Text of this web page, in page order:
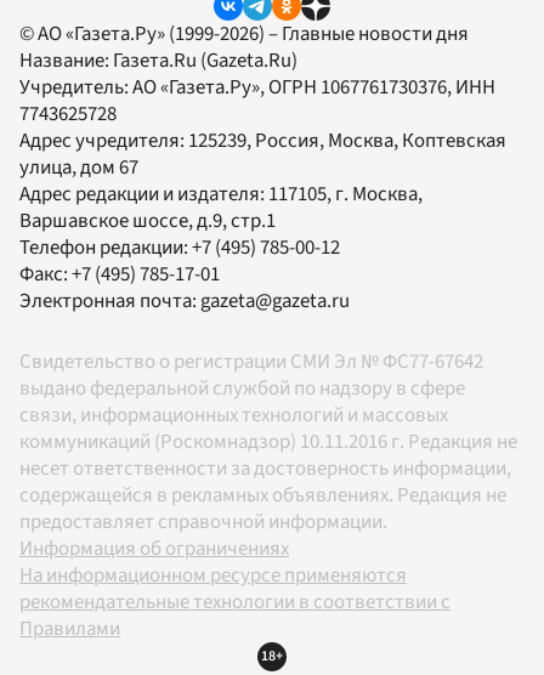
© АО «Газета.Ру» (1999-2026) – Главные новости дня
Название: Газета.Ru (Gazeta.Ru)
Учредитель:АО «Газета.Ру», ОГРН 1067761730376, ИНН
7743625728
Адрес учредителя: 125239, Россия, Москва, Коптевская
улица, дом 67
Адрес редакции и издателя: 117105, г. Москва,
Варшавское шоссе, д.9, стр.1
Телефон редакции:+7 (495) 785-00-12
Факс:+7 (495) 785-17-01
Электронная почта: gazeta@gazeta.ru
Свидетельство о регистрации СМИ Эл № ФС77-67642
выдано федеральной службой по надзору в сфере
связи, информационных технологий и массовых
коммуникаций (Роскомнадзор) 10.11.2016 г. Редакция не
несет ответственности за достоверность информации,
содержащейся в рекламных объявлениях. Редакция не
предоставляет справочной информации.
Информация об ограничениях
На информационном ресурсе применяются
рекомендательные технологии в соответствии с
Правилами
18+